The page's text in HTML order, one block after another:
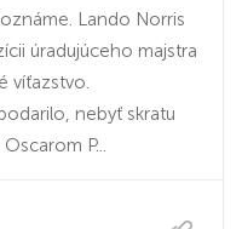
Lando Norris
úradujúceho majstra
víťazstvo.
nebyť skratu
P...